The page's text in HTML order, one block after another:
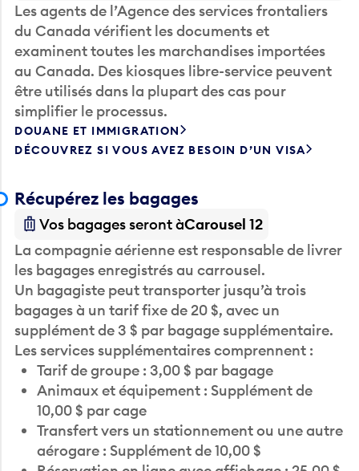
Les agents de l’Agence des services frontaliers
du Canada vérifient les documents et
examinent toutes les marchandises importées
au Canada. Des kiosques libre-service peuvent
être utilisés dans la plupart des cas pour
simplifier le processus.
DOUANE ET IMMIGRATION
DÉCOUVREZ SI VOUS AVEZ BESOIN D’UN VISA
Récupérez les bagages
Vos bagages seront àCarousel 12
La compagnie aérienne est responsable de livrer
les bagages enregistrés au carrousel.
Un bagagiste peut transporter jusqu’à trois
bagages à un tarif fixe de 20 $, avec un
supplément de 3 $ par bagage supplémentaire.
Les services supplémentaires comprennent :
Tarif de groupe : 3,00 $ par bagage
Animaux et équipement : Supplément de
10,00 $ par cage
Transfert vers un stationnement ou une autre
aérogare : Supplément de 10,00 $